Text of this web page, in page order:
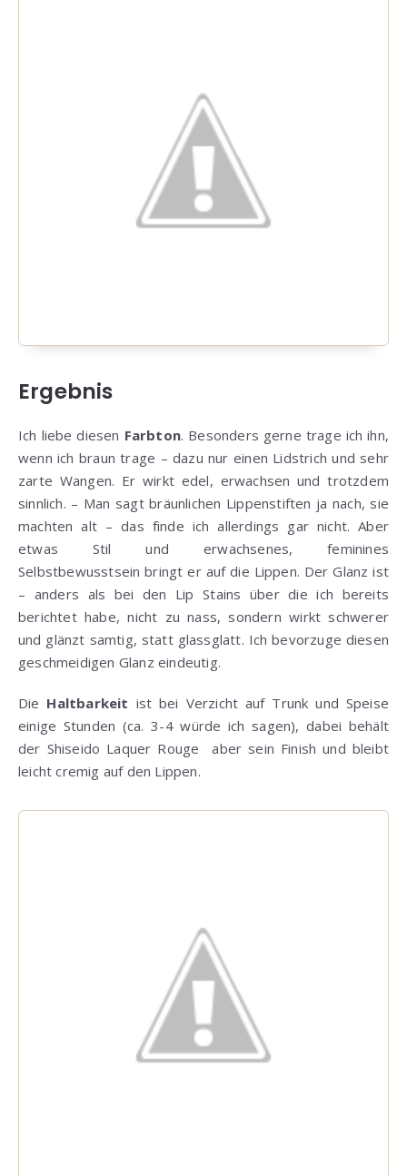
Ergebnis
Ich liebe diesen Farbton. Besonders gerne trage ich ihn,
wenn ich braun trage – dazu nur einen Lidstrich und sehr
zarte Wangen. Er wirkt edel, erwachsen und trotzdem
sinnlich. – Man sagt bräunlichen Lippenstiften ja nach, sie
machten alt – das finde ich allerdings gar nicht. Aber
etwas Stil und erwachsenes, feminines
Selbstbewusstsein bringt er auf die Lippen. Der Glanz ist
– anders als bei den Lip Stains über die ich bereits
berichtet habe, nicht zu nass, sondern wirkt schwerer
und glänzt samtig, statt glassglatt. Ich bevorzuge diesen
geschmeidigen Glanz eindeutig.
Die Haltbarkeit ist bei Verzicht auf Trunk und Speise
einige Stunden (ca. 3-4 würde ich sagen), dabei behält
der Shiseido Laquer Rouge aber sein Finish und bleibt
leicht cremig auf den Lippen.